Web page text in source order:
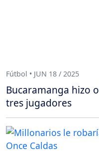
Fútbol • JUN 18 / 2025
Bucaramanga hizo
tres jugadores